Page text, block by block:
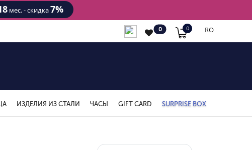
мес. - скидка7%
RO
0 0
ИЗДЕЛИЯ ИЗ СТАЛИ ЧАСЫ GIFT CARD SURPRISE BOX